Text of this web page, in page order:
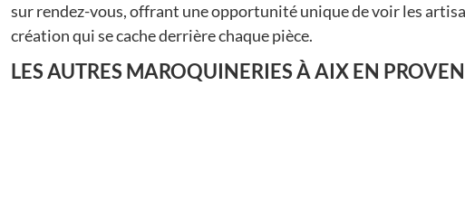
sur rendez-vous, offrant une opportunité unique de voir les
création qui se cache derrière chaque pièce​​.
LES AUTRESMAROQUINERIESÀ AIX EN